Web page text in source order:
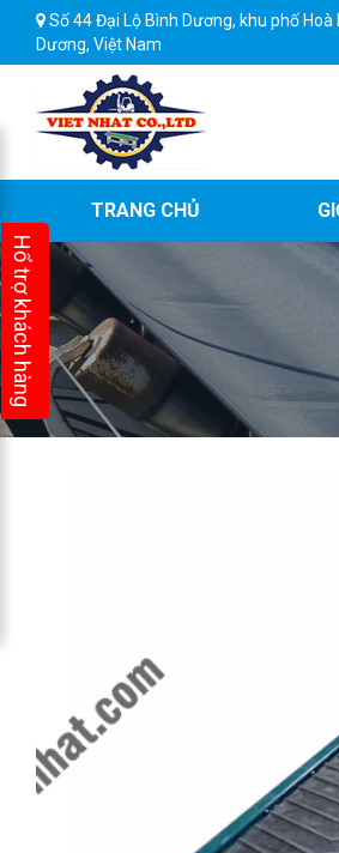
Số 44 Đại Lộ Bình Dương, khu phố
Dương, Việt Nam
TRANG CHỦ
Hổ trợ khách hàng